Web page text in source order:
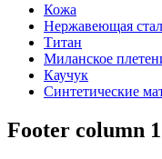
Кожа
Нержавеющая
Титан
Миланское
Каучук
Синтетические
Footer column 1